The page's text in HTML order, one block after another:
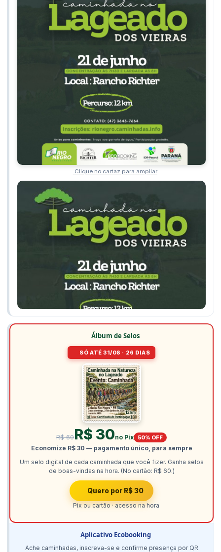
Clique no cartaz para ampliar
Álbum de Selos
SÓ ATÉ 31/08 · 26 DIAS
R$ 60R$ 30no Pix 50% OFF
Economize R$ 30 — pagamento único, para sempre
Um selo digital de cada caminhada que você fizer. Ganha selos
de boas-vindas na hora. (No cartão: R$ 60.)
Quero por R$ 30
Pix ou cartão · acesso na hora
Aplicativo Ecobooking
Ache caminhadas, inscreva-se e confirme presença por QR